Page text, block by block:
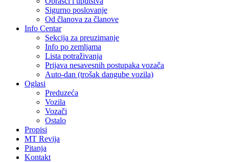
Sigurno poslovanje
Od članova za članove
Info Centar
Sekcija za preuzimanje
Info po zemljama
Lista potraživanja
Prijava nesavesnih postupaka vozača
Auto-dan (trošak dangube vozila)
Oglasi
Preduzeća
Vozila
Vozači
Ostalo
Propisi
MT Revija
Pitanja
Kontakt